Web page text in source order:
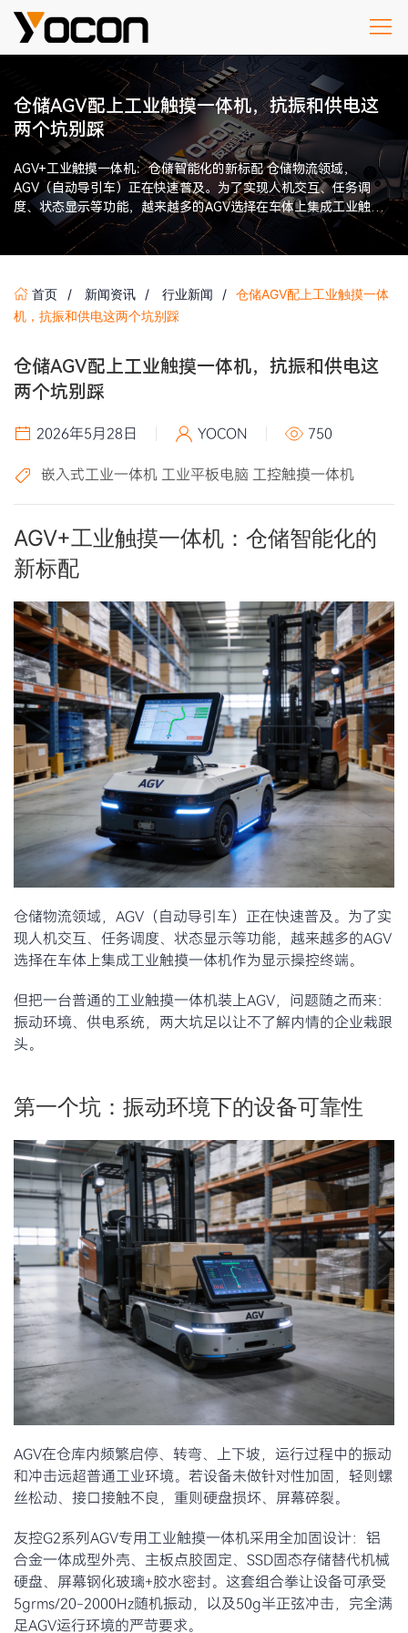
仓储AGV配上工业触摸一体机，抗振和供电这
两个坑别踩
AGV+工业触摸一体机：仓储智能化的新标配 仓储物流领域，
AGV（自动导引车）正在快速普及。为了实现人机交互、任务调
度、状态显示等功能，越来越多的AGV选择在车体上集成工业触摸
一体机作为显示操控终端。 […]
首页 新闻资讯 行业新闻
仓储AGV配上工业触摸一体
机，抗振和供电这两个坑别踩
仓储AGV配上工业触摸一体机，抗振和供电这
两个坑别踩
2026年5月28日 YOCON 750
嵌入式工业一体机 工业平板电脑 工控触摸一体机
AGV+工业触摸一体机：仓储智能化的
新标配
仓储物流领域，AGV（自动导引车）正在快速普及。为了实
现人机交互、任务调度、状态显示等功能，越来越多的AGV
选择在车体上集成工业触摸一体机作为显示操控终端。
但把一台普通的工业触摸一体机装上AGV，问题随之而来：
振动环境、供电系统，两大坑足以让不了解内情的企业栽跟
头。
第一个坑：振动环境下的设备可靠性
AGV在仓库内频繁启停、转弯、上下坡，运行过程中的振动
和冲击远超普通工业环境。若设备未做针对性加固，轻则螺
丝松动、接口接触不良，重则硬盘损坏、屏幕碎裂。
友控G2系列AGV专用工业触摸一体机采用全加固设计：铝
合金一体成型外壳、主板点胶固定、SSD固态存储替代机械
硬盘、屏幕钢化玻璃+胶水密封。这套组合拳让设备可承受
5grms/20-2000Hz随机振动，以及50g半正弦冲击，完全满
足AGV运行环境的严苛要求。